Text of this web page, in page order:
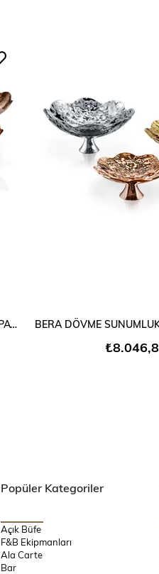
BERA DÖVME SUNUMLUK YAMAÇ PAPATYA
SEPETE
Popüler Kategoriler
Açık Büfe
F&B Ekipmanları
Ala Carte
Bar